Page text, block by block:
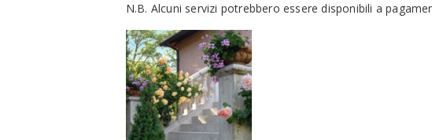
N.B. Alcuni servizi potrebbero essere disponibili a